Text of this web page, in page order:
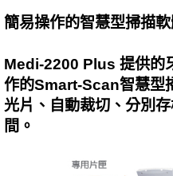
簡易操作的智慧型掃描
Medi-2200 Plus 提供的
作的Smart-Scan智慧型
光片、自動裁切、分別
間。